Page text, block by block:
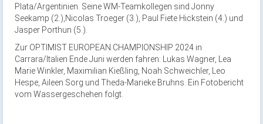
Plata/Argentinien. Seine WM-Teamkollegen sind Jonny
Seekamp (2.),Nicolas Troeger (3.), Paul Fiete Hickstein (4.) und
Jasper Porthun (5.).
Zur OPTIMIST EUROPEAN CHAMPIONSHIP 2024 in
Carrara/Italien Ende Juni werden fahren: Lukas Wagner, Lea
Marie Winkler, Maximilian Kießling, Noah Schweichler, Leo
Hespe, Aileen Sorg und Theda-Marieke Bruhns. Ein Fotobericht
vom Wassergeschehen folgt.